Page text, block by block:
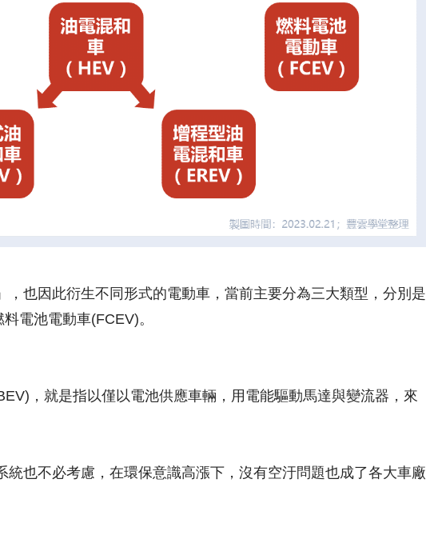
也因此衍生不同形式的電動車，當前主要分為三大類型，分別是
電池電動車(FCEV)。
，就是指以僅以電池供應車輛，用電能驅動馬達與變流器，來
也不必考慮，在環保意識高漲下，沒有空汙問題也成了各大車廠